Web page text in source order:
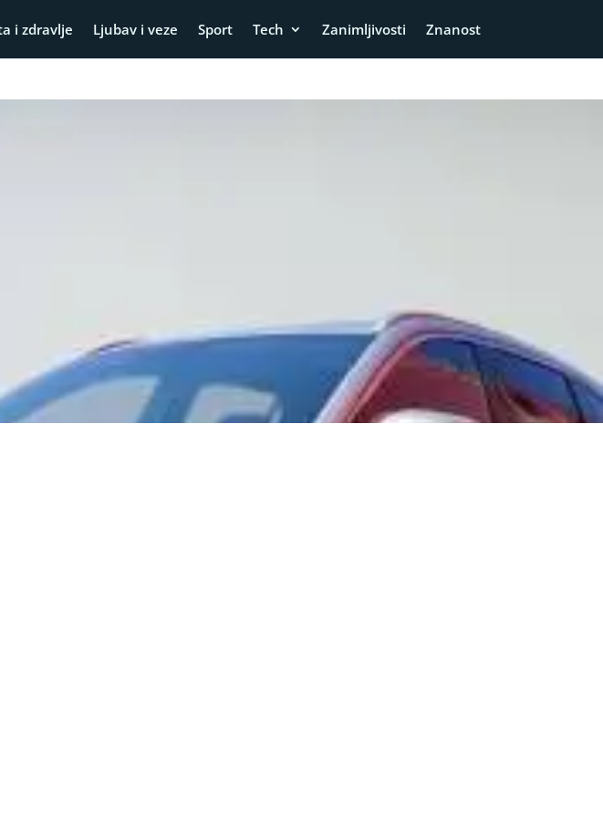
i zdravlje Ljubav i veze Sport Tech Zanimljivosti Znanost